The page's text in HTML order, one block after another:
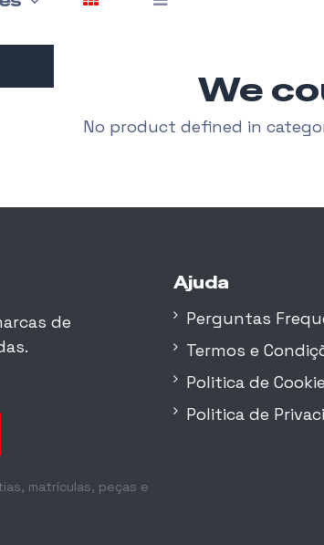
We
No product defined in
de
matrículas, peças e
Ajuda
Perguntas
Termos e
Politica de
Politica de